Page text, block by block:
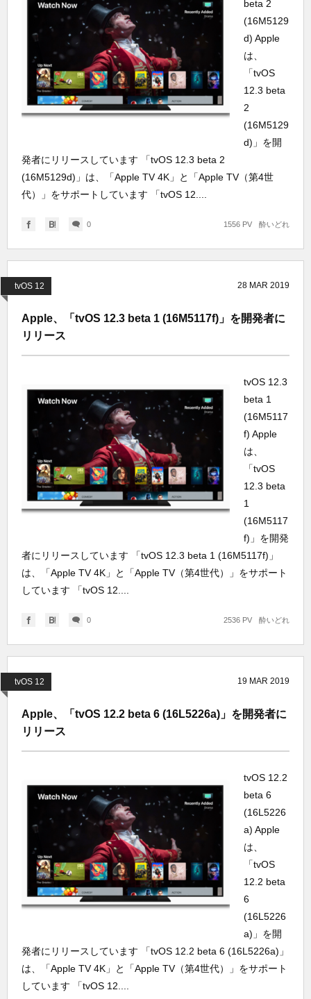
beta 2
(16M5129
d) Apple
は、
「tvOS
12.3 beta
2
(16M5129
d)」を開
発者にリリースしています 「tvOS 12.3 beta 2
(16M5129d)」は、「Apple TV 4K」と「Apple TV（第4世
代）」をサポートしています 「tvOS 12....
0 酔いどれ
1556 PV
tvOS 12 28 MAR 2019
Apple、「tvOS 12.3 beta 1 (16M5117f)」を開発者に
リリース
tvOS 12.3
beta 1
(16M5117
f) Apple
は、
「tvOS
12.3 beta
1
(16M5117
f)」を開発
者にリリースしています 「tvOS 12.3 beta 1 (16M5117f)」
は、「Apple TV 4K」と「Apple TV（第4世代）」をサポート
しています 「tvOS 12....
0 酔いどれ
2536 PV
tvOS 12 19 MAR 2019
Apple、「tvOS 12.2 beta 6 (16L5226a)」を開発者に
リリース
tvOS 12.2
beta 6
(16L5226
a) Apple
は、
「tvOS
12.2 beta
6
(16L5226
a)」を開
発者にリリースしています 「tvOS 12.2 beta 6 (16L5226a)」
は、「Apple TV 4K」と「Apple TV（第4世代）」をサポート
しています 「tvOS 12....